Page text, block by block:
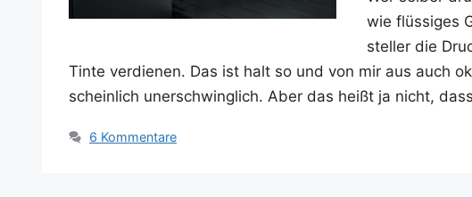
wie flüs­si­ges
stel­ler die
Tin­te ver­die­nen. Das ist halt so und von mir aus auch
schein­lich uner­schwing­lich. Aber das heißt ja nicht,
6 Kommentare